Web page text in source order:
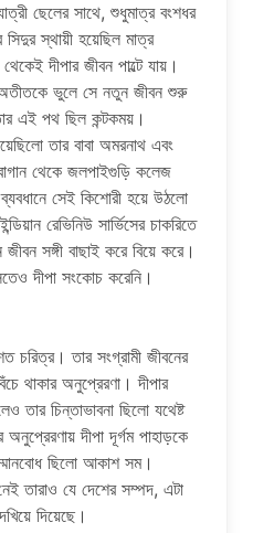
ছেলের সাথে, শুধুমাত্র বংশধর
স্থায়ী হয়েছিল মাত্র
দীপার জীবন পাল্টে যায়।
ভুলে সে নতুন জীবন শুরু
এই পথ ছিল কন্টকময়।
তার বাবা অমরনাথ এবং
থেকে জলপাইগুড়ি কলেজ
সেই কিশোরী হয়ে উঠলো
রেভিনিউ সার্ভিসের চাকরিতে
সঙ্গী বাছাই করে বিয়ে করে।
দীপা সংকোচ করেনি।
চরিত্র। তার সংগ্রামী জীবনের
থাকার অনুপ্রেরণা। দীপার
তার চিন্তাভাবনা ছিলো যথেষ্ট
দীপা দূর্গম পাহাড়কে
ছিলো আকাশ সম।
তারাও যে দেশের সম্পদ, এটা
দিয়েছে।